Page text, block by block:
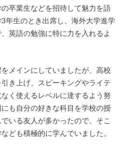
卒業生などを招待して魅力を語
年生のとき出席し、海外大学進学
英語の勉強に特に力を入れるよ
メインにしていましたが、高校
き上げ、スピーキングやライテ
く使えるレベルに達するよう努
も自分の好きな科目を学校の授
いる友人が多かったので、そこ
ども積極的に学んでいました。